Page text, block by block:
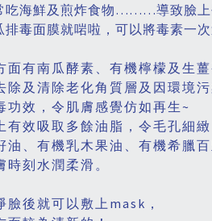
吃海鮮及煎炸食物………導致臉上
排毒面膜就啱啦，可以將毒素一
面有南瓜酵素、有機檸檬及生薑
除及清除老化角質層及因環境污
功效，令肌膚感覺仿如再生~
有效吸取多餘油脂，令毛孔細緻
油、有機乳木果油、有機希臘
時刻水潤柔滑。
臉後就可以敷上mask，